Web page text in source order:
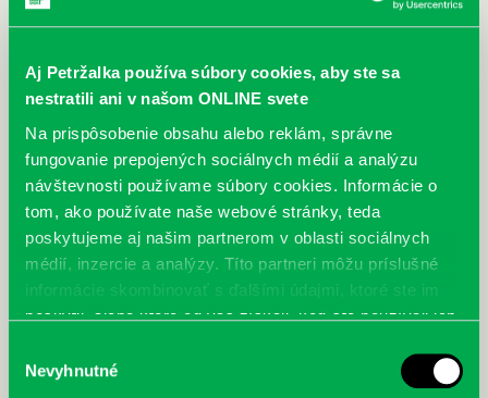
Aj Petržalka používa súbory cookies, aby ste sa
nestratili ani v našom ONLINE svete
Na prispôsobenie obsahu alebo reklám, správne
fungovanie prepojených sociálnych médií a analýzu
návštevnosti používame súbory cookies. Informácie o
tom, ako používate naše webové stránky, teda
poskytujeme aj našim partnerom v oblasti sociálnych
médií, inzercie a analýzy. Títo partneri môžu príslušné
informácie skombinovať s ďalšími údajmi, ktoré ste im
poskytli, alebo ktoré od vás získali, keď ste používali ich
súhlasu
Nevyhnutné